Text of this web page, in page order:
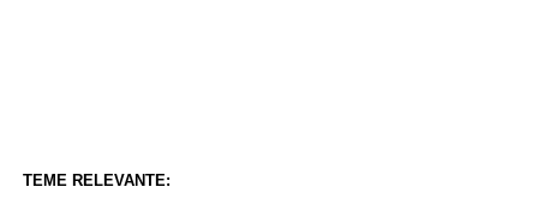
TEME RELEVANTE: